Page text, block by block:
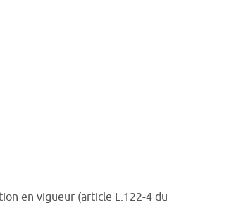
en vigueur (article L.122-4 du